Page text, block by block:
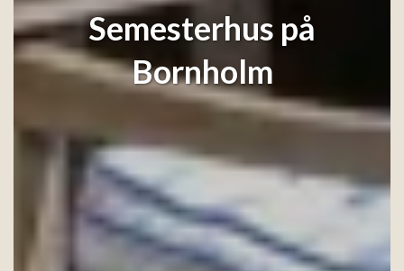
Semesterhus på
Bornholm